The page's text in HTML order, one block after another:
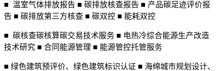
■ 温室气体排放报告 ■ 碳排放核查报告 ■ 产品碳足迹评价报
告 ■ 碳排放第三方核查 ■ 碳双控 ■ 能耗双控
■ 碳核查碳核算碳交易技术服务 ■ 电热冷综合能源生产改造
技术研究 ■ 合同能源管理 ■ 能源管控托管服务
■ 绿色建筑预评价、绿色建筑标识认证 ■ 海绵城市规划设计、